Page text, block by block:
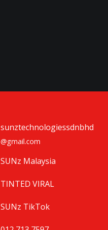
sunztechnologiessdnbhd
@gmail.com
SUNz Malaysia
TINTED VIRAL
SUNz TikTok